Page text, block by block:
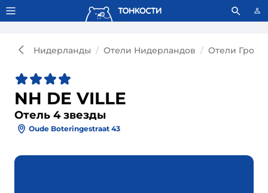
Тонкости используют сookie-файлы. Что это значит?
Нидерланды Отели Нидерландов Отели
NH DE VILLE
Отель 4 звезды
Oude Boteringestraat 43